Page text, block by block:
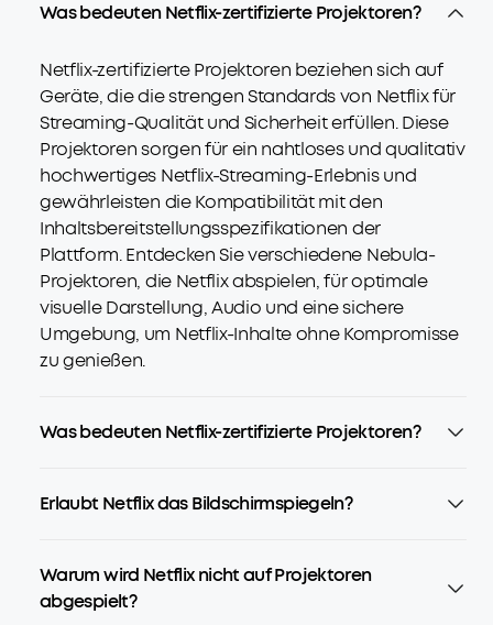
Was bedeuten Netflix-zertifizierte Projektoren?
Netflix-zertifizierte Projektoren beziehen sich auf
Geräte, die die strengen Standards von Netflix für
Streaming-Qualität und Sicherheit erfüllen. Diese
Projektoren sorgen für ein nahtloses und qualitativ
hochwertiges Netflix-Streaming-Erlebnis und
gewährleisten die Kompatibilität mit den
Inhaltsbereitstellungsspezifikationen der
Plattform. Entdecken Sie verschiedene Nebula-
Projektoren, die Netflix abspielen, für optimale
visuelle Darstellung, Audio und eine sichere
Umgebung, um Netflix-Inhalte ohne Kompromisse
zu genießen.
Was bedeuten Netflix-zertifizierte Projektoren?
Erlaubt Netflix das Bildschirmspiegeln?
Warum wird Netflix nicht auf Projektoren
abgespielt?